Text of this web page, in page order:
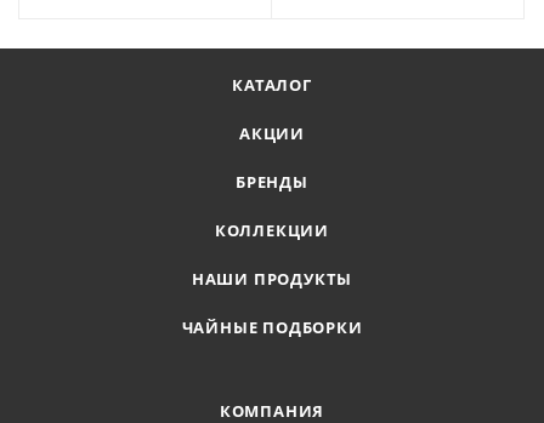
КАТАЛОГ
АКЦИИ
БРЕНДЫ
КОЛЛЕКЦИИ
НАШИ ПРОДУКТЫ
ЧАЙНЫЕ ПОДБОРКИ
КОМПАНИЯ